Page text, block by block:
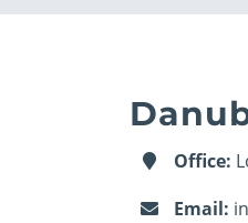
Office:
Email: